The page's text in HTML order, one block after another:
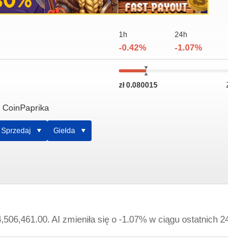
1h
-0.42%
24h
-1.07%
zł 0.080015
Sprzedaj Giełda
. AI zmieniła się o -1.07% w ciągu ostatnich